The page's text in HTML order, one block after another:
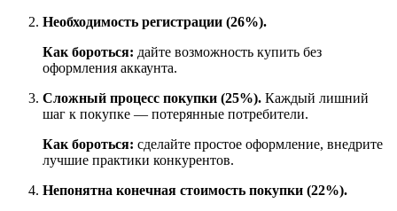
Необходимость регистрации (26%).
Как бороться: дайте возможность купить без
оформления аккаунта.
Сложный процесс покупки (25%). Каждый лишний
шаг к покупке — потерянные потребители.
Как бороться: сделайте простое оформление, внедрите
лучшие практики конкурентов.
Непонятна конечная стоимость покупки (22%).